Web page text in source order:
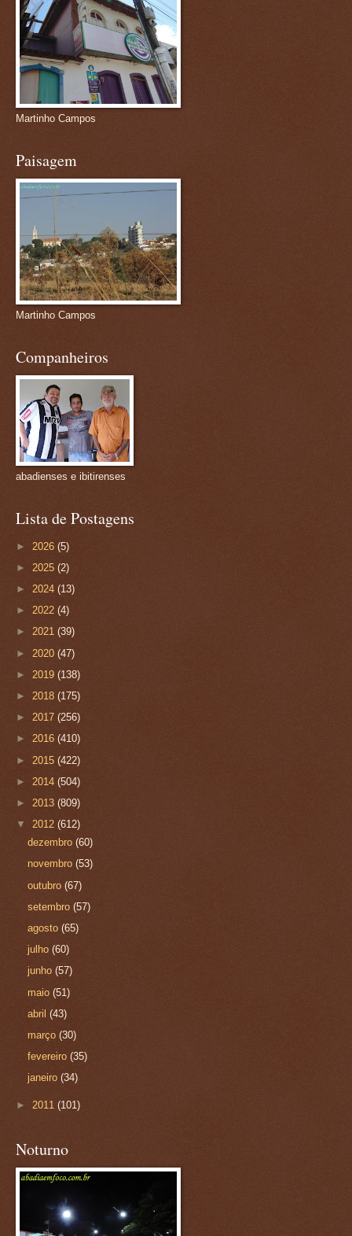
Martinho Campos
Paisagem
Martinho Campos
Companheiros
abadienses e ibitirenses
Lista de Postagens
► 2026 (5)
► 2025 (2)
► 2024 (13)
► 2022 (4)
► 2021 (39)
► 2020 (47)
► 2019 (138)
► 2018 (175)
► 2017 (256)
► 2016 (410)
► 2015 (422)
► 2014 (504)
► 2013 (809)
▼ 2012 (612)
dezembro(60)
novembro(53)
outubro(67)
setembro(57)
agosto(65)
julho(60)
junho(57)
maio(51)
abril(43)
março(30)
fevereiro(35)
janeiro(34)
► 2011 (101)
Noturno